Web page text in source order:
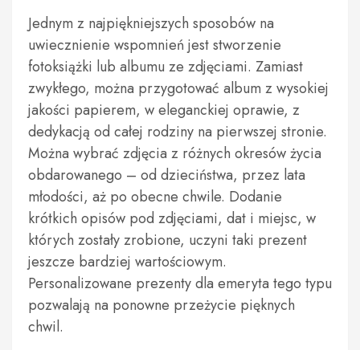
Jednym z najpiękniejszych sposobów na
uwiecznienie wspomnień jest stworzenie
fotoksiążki lub albumu ze zdjęciami. Zamiast
zwykłego, można przygotować album z wysokiej
jakości papierem, w eleganckiej oprawie, z
dedykacją od całej rodziny na pierwszej stronie.
Można wybrać zdjęcia z różnych okresów życia
obdarowanego – od dzieciństwa, przez lata
młodości, aż po obecne chwile. Dodanie
krótkich opisów pod zdjęciami, dat i miejsc, w
których zostały zrobione, uczyni taki prezent
jeszcze bardziej wartościowym.
Personalizowane prezenty dla emeryta tego typu
pozwalają na ponowne przeżycie pięknych
chwil.